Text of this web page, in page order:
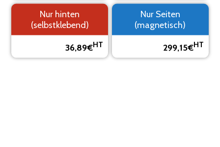
Nur hinten
(selbstklebend)
36,89€HT
Nur Seiten
(magnetisch)
299,15€HT
SEHEN SIE SICH IHRE KLEBEMARKIERUNG IN EINER
VORSCHAU AN
Das Visual ist eine Vorschau, es kann vom Endergebnis
abweichen.